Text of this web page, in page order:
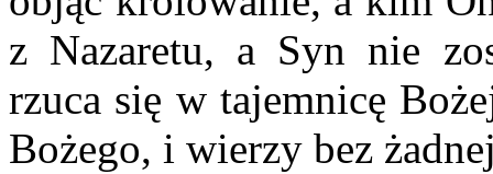
z Nazaretu, a Syn nie
rzuca się w tajemnicę
Bożego, i wierzy bez